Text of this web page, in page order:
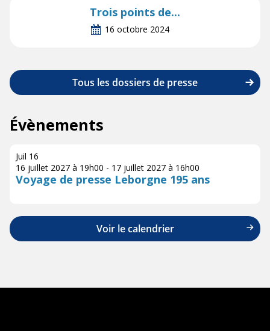
Trois points de...
16 octobre 2024
Tous les dossiers de presse
Évènements
Juil 16
16 juillet 2027 à 19h00 - 17 juillet 2027 à 16h00
Voyage de presse Leborgne 195 ans
Voir le calendrier